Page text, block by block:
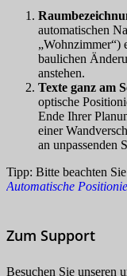
automatischen
„Wohnzimmer“)
baulichen
anstehen.
Texte ganz am
optische
Ende Ihrer
einer
an unpassenden
Tipp: Bitte beachten
Automatische
Zum Support
Besuchen Sie unseren